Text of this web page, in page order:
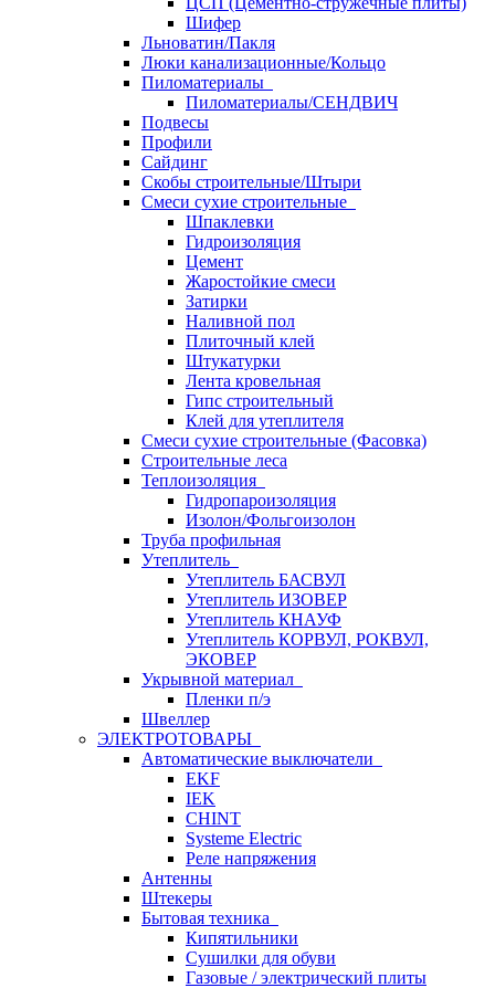
Шифер
Льноватин/Пакля
Люки канализационные/Кольцо
Пиломатериалы
Пиломатериалы/СЕНДВИЧ
Подвесы
Профили
Сайдинг
Скобы строительные/Штыри
Смеси сухие строительные
Шпаклевки
Гидроизоляция
Цемент
Жаростойкие смеси
Затирки
Наливной пол
Плиточный клей
Штукатурки
Лента кровельная
Гипс строительный
Клей для утеплителя
Смеси сухие строительные (Фасовка)
Строительные леса
Теплоизоляция
Гидропароизоляция
Изолон/Фольгоизолон
Труба профильная
Утеплитель
Утеплитель БАСВУЛ
Утеплитель ИЗОВЕР
Утеплитель КНАУФ
Утеплитель КОРВУЛ, РОКВУЛ,
ЭКОВЕР
Укрывной материал
Пленки п/э
Швеллер
ЭЛЕКТРОТОВАРЫ
Автоматические выключатели
EKF
IEK
CHINT
Systeme Electric
Реле напряжения
Антенны
Штекеры
Бытовая техника
Кипятильники
Сушилки для обуви
Газовые / электрический плиты